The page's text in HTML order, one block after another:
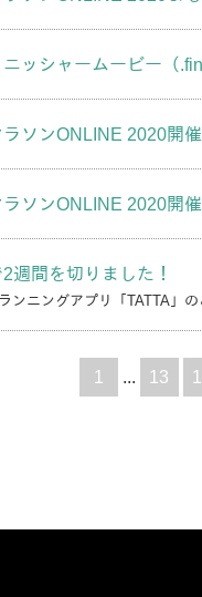
ッシャームービー（
ソンONLINE 2020開催
ソンONLINE 2020開催
週間を切りました！
ンニングアプリ「TATTA」の
1 ... 13